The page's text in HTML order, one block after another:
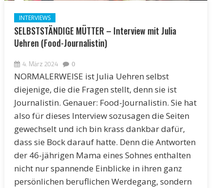
INTERVIEWS
SELBSTSTÄNDIGE MÜTTER – Interview mit Julia
Uehren (Food-Journalistin)
4. März 2024 0
NORMALERWEISE ist Julia Uehren selbst
diejenige, die die Fragen stellt, denn sie ist
Journalistin. Genauer: Food-Journalistin. Sie hat
also für dieses Interview sozusagen die Seiten
gewechselt und ich bin krass dankbar dafür,
dass sie Bock darauf hatte. Denn die Antworten
der 46-jährigen Mama eines Sohnes enthalten
nicht nur spannende Einblicke in ihren ganz
persönlichen beruflichen Werdegang, sondern